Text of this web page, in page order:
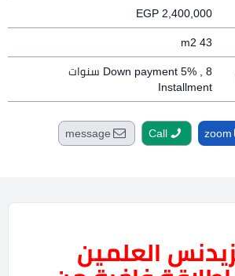
2,400,000
EGP
43 m2
Down payment 5% , 8 سنوات
Installment
zoom
Call
message
العلمين